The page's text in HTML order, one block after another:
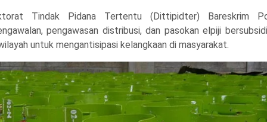
Tindak Pidana Tertentu (Dittipidter) Bareskrim
pengawasan distribusi, dan pasokan elpiji
untuk mengantisipasi kelangkaan di masyarakat.